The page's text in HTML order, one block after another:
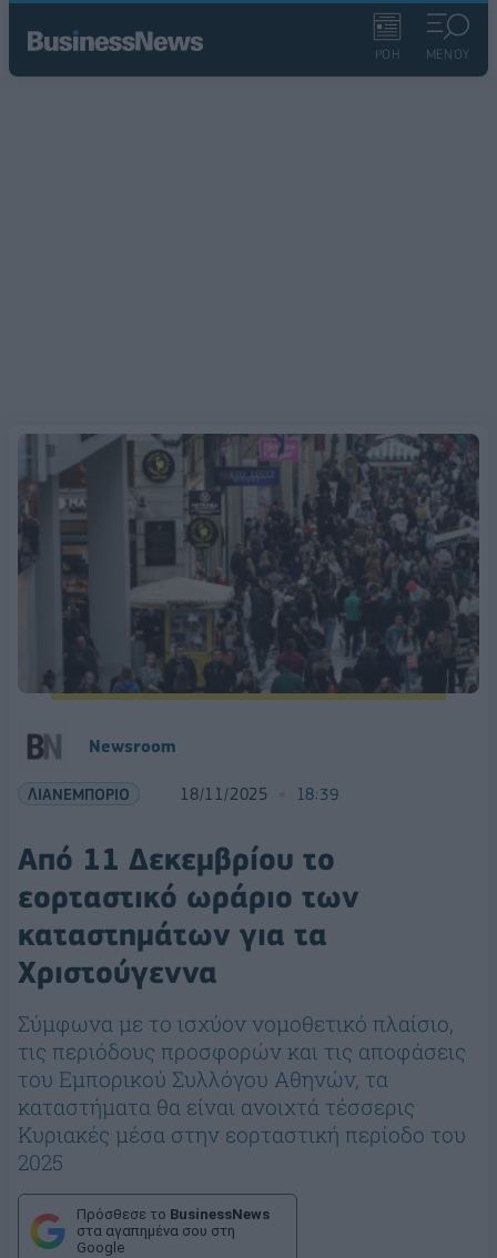
ΡΟΗ ΜΕΝΟΥ
Newsroom
ΛΙΑΝΕΜΠΟΡΙΟ 18/11/2025 18:39
Από 11 Δεκεμβρίου το
εορταστικό ωράριο των
καταστημάτων για τα
Χριστούγεννα
Σύμφωνα με το ισχύον νομοθετικό πλαίσιο,
τις περιόδους προσφορών και τις αποφάσεις
του Εμπορικού Συλλόγου Αθηνών, τα
καταστήματα θα είναι ανοιχτά τέσσερις
Κυριακές μέσα στην εορταστική περίοδο του
2025
Πρόσθεσε το BusinessNews
στα αγαπημένα σου στη
Google